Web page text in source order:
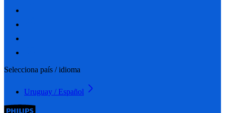
Selecciona país / idioma
Uruguay / Español